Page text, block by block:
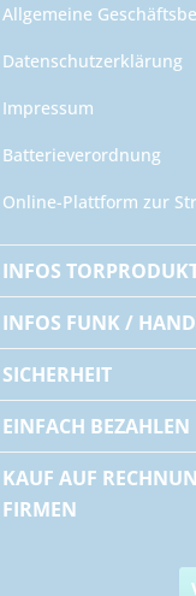
Allgemeine
Datenschutzerklärung
Impressum
Batterieverordnung
Online-Plattform zur
INFOS
INFOS FUNK /
SICHERHEIT
EINFACH BEZAHLEN
KAUF AUF
FIRMEN